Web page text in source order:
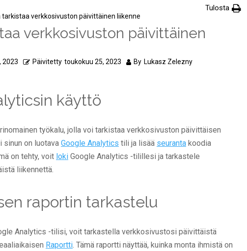
tarkistaa verkkosivuston päivittäinen liikenne
Tulosta
verkkosivuston päivittäinen
2023 Päivitetty toukokuu 25, 2023 By Lukasz Zelezny
käyttö
työkalu, jolla voi tarkistaa verkkosivuston päivittäisen
on luotava Google Analytics tili ja lisää seuranta koodia
on tehty, voit loki Google Analytics -tilillesi ja tarkastele
liikennettä.
raportin tarkastelu
Analytics -tilisi, voit tarkastella verkkosivustosi päivittäistä
Raportti. Tämä raportti näyttää, kuinka monta ihmistä on